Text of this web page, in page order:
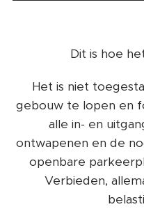
Dit is hoe
Het is niet
gebouw te lopen en
alle in- en
ontwapenen en de
openbare
Verbieden,